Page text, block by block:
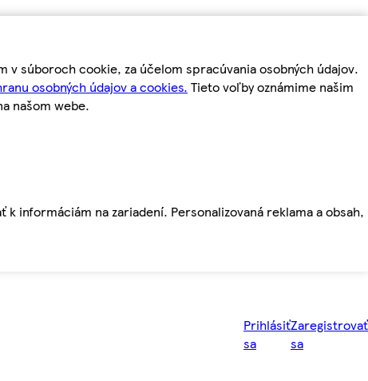
súboroch cookie, za účelom spracúvania osobných údajov.
osobných údajov a cookies. Tieto voľby oznámime našim
našom webe.
informáciám na zariadení. Personalizovaná reklama a obsah,
Prihlásiť
sa
Zaregistrovať
sa